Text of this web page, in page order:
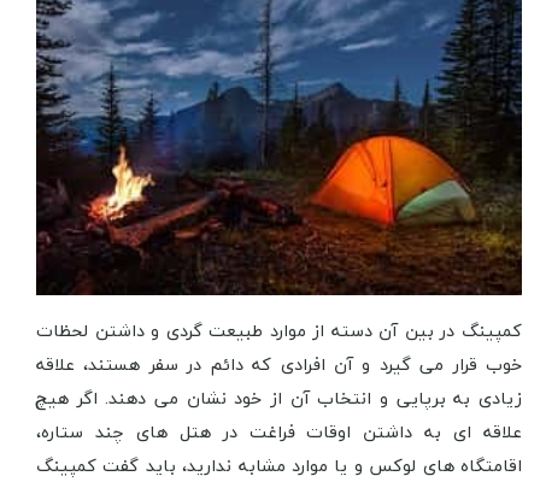
کمپینگ در بین آن دسته از موارد طبیعت گردی و داشتن لحظات
خوب قرار می گیرد و آن افرادی که دائم در سفر هستند، علاقه
زیادی به برپایی و انتخاب آن از خود نشان می دهند. اگر هیچ
علاقه ای به داشتن اوقات فراغت در هتل های چند ستاره،
اقامتگاه های لوکس و یا موارد مشابه ندارید، باید گفت کمپینگ